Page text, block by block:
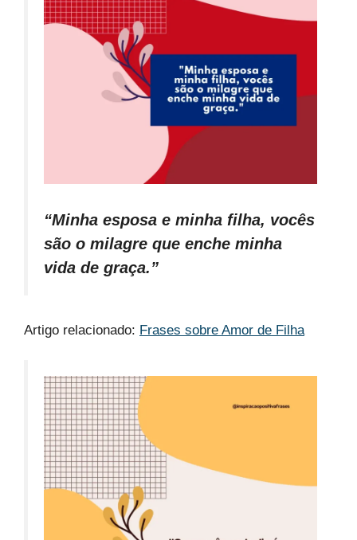
“Minha esposa e minha filha, vocês
são o milagre que enche minha
vida de graça.”
Artigo relacionado: Frases sobre Amor de Filha